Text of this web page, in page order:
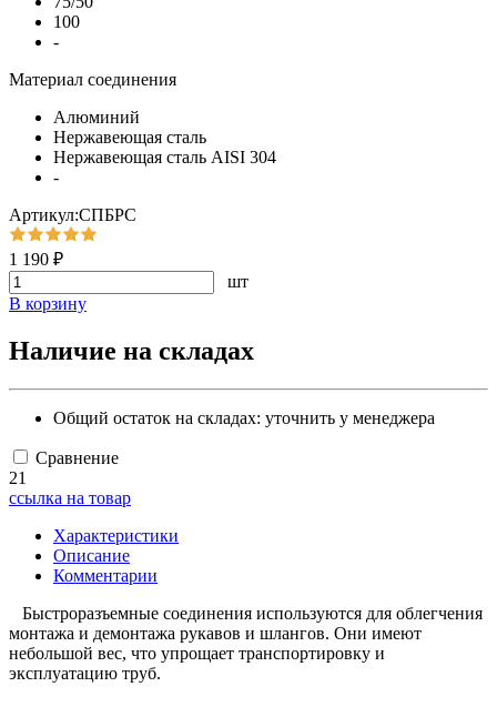
100
-
Материал соединения
Алюминий
Нержавеющая сталь
Нержавеющая сталь AISI 304
-
Артикул:СПБРС
1 190 ₽
шт
В корзину
Наличие на складах
Общий остаток на складах: уточнить у менеджера
Сравнение
21
ссылка на товар
Характеристики
Описание
Комментарии
Быстроразъемные соединения используются для облегчения
монтажа и демонтажа рукавов и шлангов. Они имеют
небольшой вес, что упрощает транспортировку и
эксплуатацию труб.